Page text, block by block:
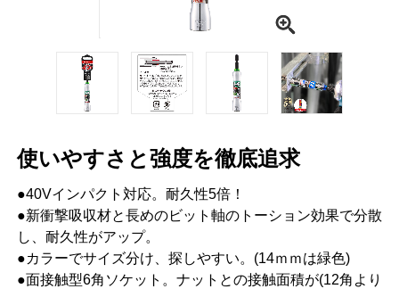
使いやすさと強度を徹底追求
●40Vインパクト対応。耐久性5倍！
●新衝撃吸収材と長めのビット軸のトーション効果で分散
し、耐久性がアップ。
●カラーでサイズ分け、探しやすい。(14ｍｍは緑色)
●面接触型6角ソケット。ナットとの接触面積が(12角より